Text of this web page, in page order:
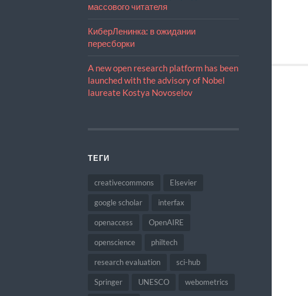
массового читателя
КиберЛенинка: в ожидании
пересборки
A new open research platform has been
launched with the advisory of Nobel
laureate Kostya Novoselov
ТЕГИ
creativecommons Elsevier
google scholar interfax
openaccess OpenAIRE
openscience philtech
research evaluation sci-hub
Springer UNESCO webometrics